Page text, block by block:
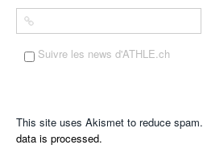
Suivre les news d'ATHLE.ch
This site uses Akismet to reduce spam.
data is processed.